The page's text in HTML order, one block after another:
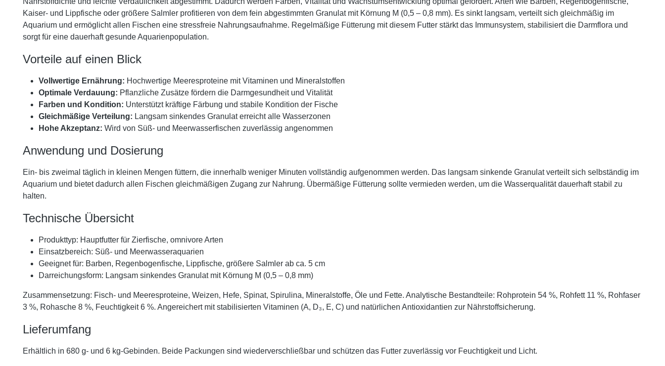
Kaiser- und Lippfische oder größere Salmler profitieren von dem fein abgestimmten Granulat mit Körnung M (0,5 – 0,8 mm). Es sinkt langsam, verteilt sich gleichmäßig im
Aquarium und ermöglicht allen Fischen eine stressfreie Nahrungsaufnahme. Regelmäßige Fütterung mit diesem Futter stärkt das Immunsystem, stabilisiert die Darmflora und
sorgt für eine dauerhaft gesunde Aquarienpopulation.
Vorteile auf einen Blick
Vollwertige Ernährung: Hochwertige Meeresproteine mit Vitaminen und Mineralstoffen
Optimale Verdauung: Pflanzliche Zusätze fördern die Darmgesundheit und Vitalität
Farben und Kondition: Unterstützt kräftige Färbung und stabile Kondition der Fische
Gleichmäßige Verteilung: Langsam sinkendes Granulat erreicht alle Wasserzonen
Hohe Akzeptanz: Wird von Süß- und Meerwasserfischen zuverlässig angenommen
Anwendung und Dosierung
Ein- bis zweimal täglich in kleinen Mengen füttern, die innerhalb weniger Minuten vollständig aufgenommen werden. Das langsam sinkende Granulat verteilt sich selbständig im
Aquarium und bietet dadurch allen Fischen gleichmäßigen Zugang zur Nahrung. Übermäßige Fütterung sollte vermieden werden, um die Wasserqualität dauerhaft stabil zu
halten.
Technische Übersicht
Produkttyp: Hauptfutter für Zierfische, omnivore Arten
Einsatzbereich: Süß- und Meerwasseraquarien
Geeignet für: Barben, Regenbogenfische, Lippfische, größere Salmler ab ca. 5 cm
Darreichungsform: Langsam sinkendes Granulat mit Körnung M (0,5 – 0,8 mm)
Zusammensetzung: Fisch- und Meeresproteine, Weizen, Hefe, Spinat, Spirulina, Mineralstoffe, Öle und Fette. Analytische Bestandteile: Rohprotein 54 %, Rohfett 11 %, Rohfaser
3 %, Rohasche 8 %, Feuchtigkeit 6 %. Angereichert mit stabilisierten Vitaminen (A, D₃, E, C) und natürlichen Antioxidantien zur Nährstoffsicherung.
Lieferumfang
Erhältlich in 680 g- und 6 kg-Gebinden. Beide Packungen sind wiederverschließbar und schützen das Futter zuverlässig vor Feuchtigkeit und Licht.